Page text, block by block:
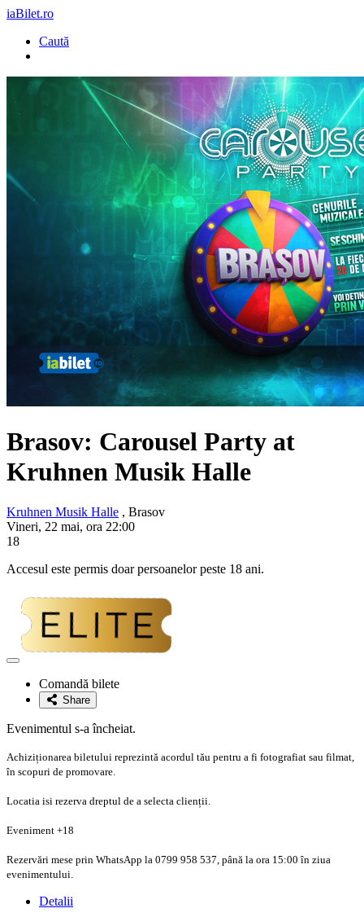
iaBilet.ro
Caută
Brasov: Carousel Party at
Kruhnen Musik Halle
Kruhnen Musik Halle , Brasov
Vineri, 22 mai, ora 22:00
18
Accesul este permis doar persoanelor peste 18 ani.
Adaugă
favoriteComandă bilete
Share
Evenimentul s-a încheiat.
⁠Achiziționarea biletului reprezintă acordul tău pentru a fi fotografiat sau filmat,
în scopuri de promovare.
Locatia isi rezerva dreptul de a selecta clienții.
Eveniment +18
Rezervări mese prin WhatsApp la 0799 958 537, până la ora 15:00 în ziua
evenimentului.
Detalii